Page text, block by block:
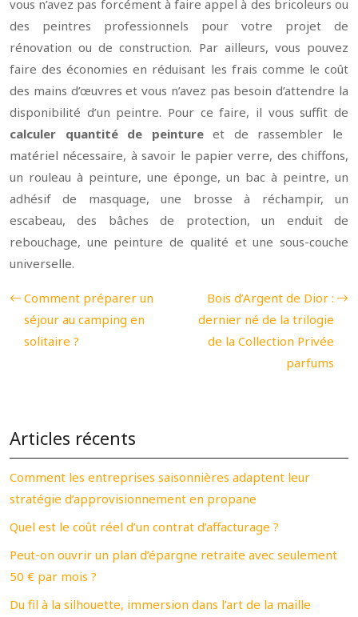
vous n’avez pas forcément à faire appel à des bricoleurs ou
des peintres professionnels pour votre projet de
rénovation ou de construction. Par ailleurs, vous pouvez
faire des économies en réduisant les frais comme le coût
des mains d’œuvres et vous n’avez pas besoin d’attendre la
disponibilité d’un peintre. Pour ce faire, il vous suffit de
calculer quantité de peintureet de rassembler le
matériel nécessaire, à savoir le papier verre, des chiffons,
un rouleau à peinture, une éponge, un bac à peintre, un
adhésif de masquage, une brosse à réchampir, un
escabeau, des bâches de protection, un enduit de
rebouchage, une peinture de qualité et une sous-couche
universelle.
Comment préparer un
séjour au camping en
solitaire ?
Bois d’Argent de Dior :
dernier né de la trilogie
de la Collection Privée
parfums
Articles récents
Comment les entreprises saisonnières adaptent leur
stratégie d’approvisionnement en propane
Quel est le coût réel d’un contrat d’affacturage ?
Peut-on ouvrir un plan d’épargne retraite avec seulement
50 € par mois ?
Du fil à la silhouette, immersion dans l’art de la maille